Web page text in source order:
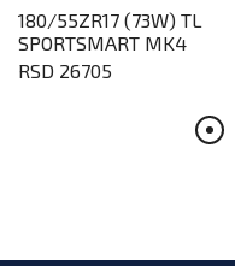
180/55ZR17 (73W) TL
SPORTSMART MK4
RSD 26705